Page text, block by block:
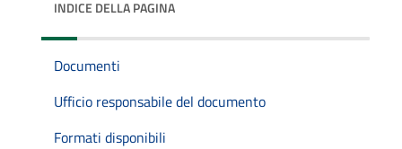
INDICE DELLA PAGINA
Documenti
Ufficio responsabile del documento
Formati disponibili